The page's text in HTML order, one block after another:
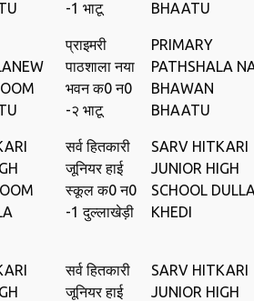
-1 भाटू
BHAATU
प्राइमरी
पाठशाला नया
भवन क0 न0
-२ भाटू
PRIMARY
PATHSHALA
BHAWAN
BHAATU
सर्व हितकारी
जूनियर हाई
स्कूल क0 न0
-1 दुल्लाखेड़ी
SARV HITKARI
JUNIOR HIGH
SCHOOL
KHEDI
सर्व हितकारी
जूनियर हाई
SARV HITKARI
JUNIOR HIGH